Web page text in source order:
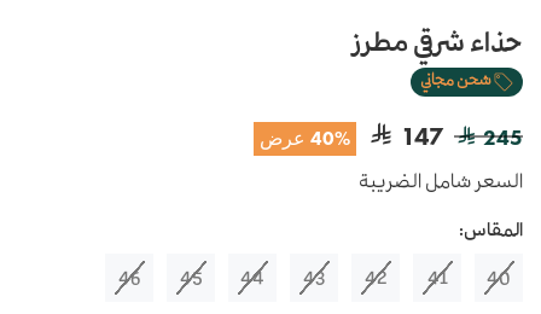
حذاء شرقي مطرز
شحن مجاني
245
147 40% عرض
السعر شامل الضريبة
المقاس:
40
41
42
43
44
45
46